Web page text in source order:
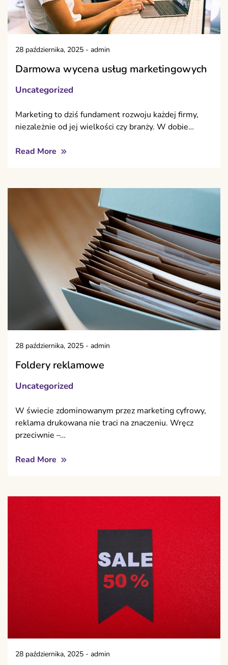
28 października, 2025 - admin
Darmowa wycena usług marketingowych
Uncategorized
Marketing to dziś fundament rozwoju każdej firmy,
niezależnie od jej wielkości czy branży. W dobie…
Read More
28 października, 2025 - admin
Foldery reklamowe
Uncategorized
W świecie zdominowanym przez marketing cyfrowy,
reklama drukowana nie traci na znaczeniu. Wręcz
przeciwnie –…
Read More
28 października, 2025 - admin